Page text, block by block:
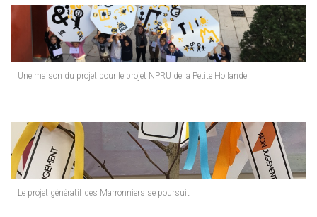
Une maison du projet pour le projet NPRU de la Petite Hollande
Le projet génératif des Marronniers se poursuit